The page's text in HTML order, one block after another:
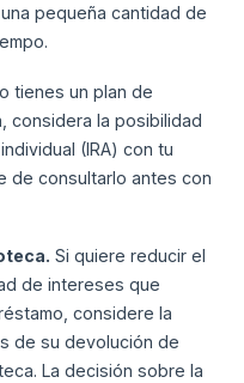
pequeña cantidad de
tienes un plan de
considera la posibilidad
(IRA) con tu
de consultarlo antes con
Si quiere reducir el
de intereses que
considere la
de su devolución de
La decisión sobre la